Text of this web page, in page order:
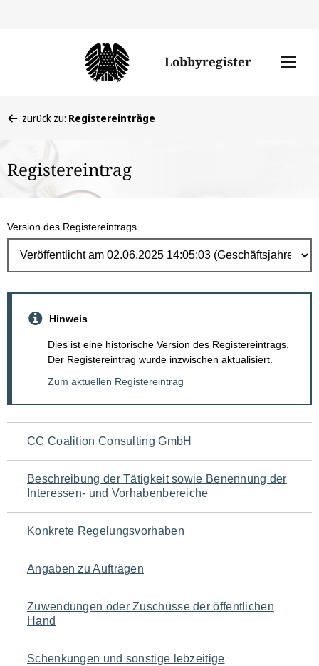
Lobbyregister
Menü
befinden
hier:
zurück zu: Registereinträge
Registereintrag
Version des Registereintrags
Hinweis
Dies ist eine historische Version des Registereintrags.
Der Registereintrag wurde inzwischen aktualisiert.
Zum aktuellen Registereintrag
Navigation
für
den
Seiteninhalt
CC Coalition Consulting GmbH
Beschreibung der Tätigkeit sowie Benennung der
Interessen- und Vorhabenbereiche
Konkrete Regelungsvorhaben
Angaben zu Aufträgen
Zuwendungen oder Zuschüsse der öffentlichen
Hand
Schenkungen und sonstige lebzeitige